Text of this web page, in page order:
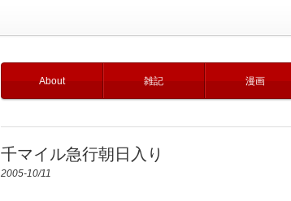
About 雑記 漫画
千マイル急行朝日入り
2005-10/11